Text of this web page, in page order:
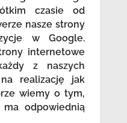
czasie od
nasze strony
w Google.
internetowe
z naszych
realizację jak
wiemy o tym,
odpowiednią